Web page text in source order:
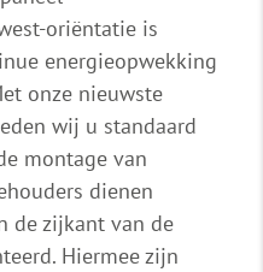
oriëntatie is
energieopwekking
onze nieuwste
wij u standaard
montage van
dienen
de zijkant van de
Hiermee zijn